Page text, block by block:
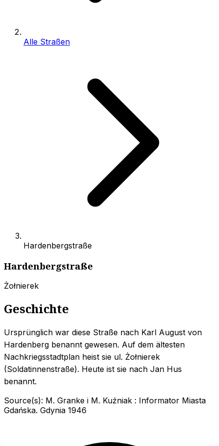
Alle Straßen
Hardenbergstraße
Hardenbergstraße
Żołnierek
Geschichte
Ursprünglich war diese Straße nach Karl August von
Hardenberg benannt gewesen. Auf dem ältesten
Nachkriegsstadtplan heist sie ul. Żołnierek
(Soldatinnenstraße). Heute ist sie nach Jan Hus
benannt.
Source(s): M. Granke i M. Kuźniak : Informator Miasta
Gdańska. Gdynia 1946